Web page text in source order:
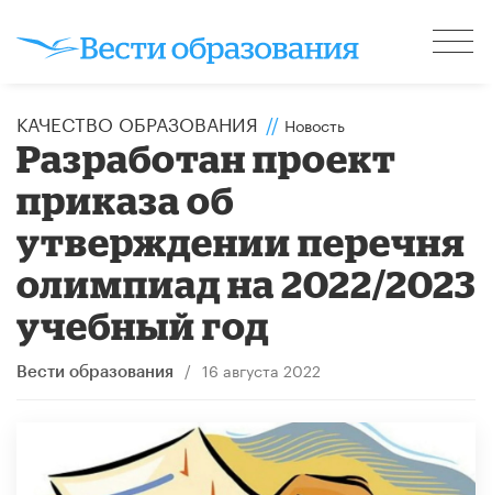
КАЧЕСТВО ОБРАЗОВАНИЯ // Новость
Разработан проект
приказа об
утверждении перечня
олимпиад на 2022/2023
учебный год
Вести образования / 16 августа 2022